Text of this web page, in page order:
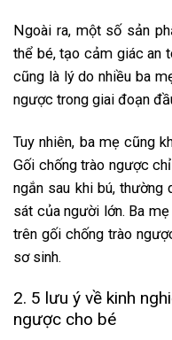
Ngoài ra, một số sản
thể bé, tạo cảm giác an
cũng là lý do nhiều ba
ngược trong giai đoạn
Tuy nhiên, ba mẹ cũng
Gối chống trào ngược
ngắn sau khi bú,
sát của người lớn. Ba
trên gối chống trào
sơ sinh.
2. 5 lưu ý về kinh
ngược cho bé